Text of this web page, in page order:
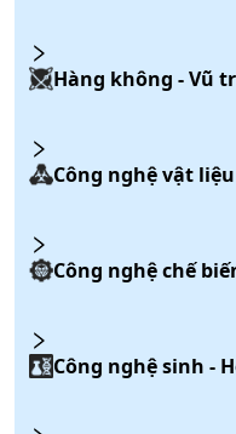
Hàng không - Vũ
Công nghệ vật liệu
Công nghệ chế
Công nghệ sinh -